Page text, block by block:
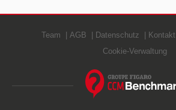
Team AGB Datenschutz Kontakt
Cookie-Verwaltung